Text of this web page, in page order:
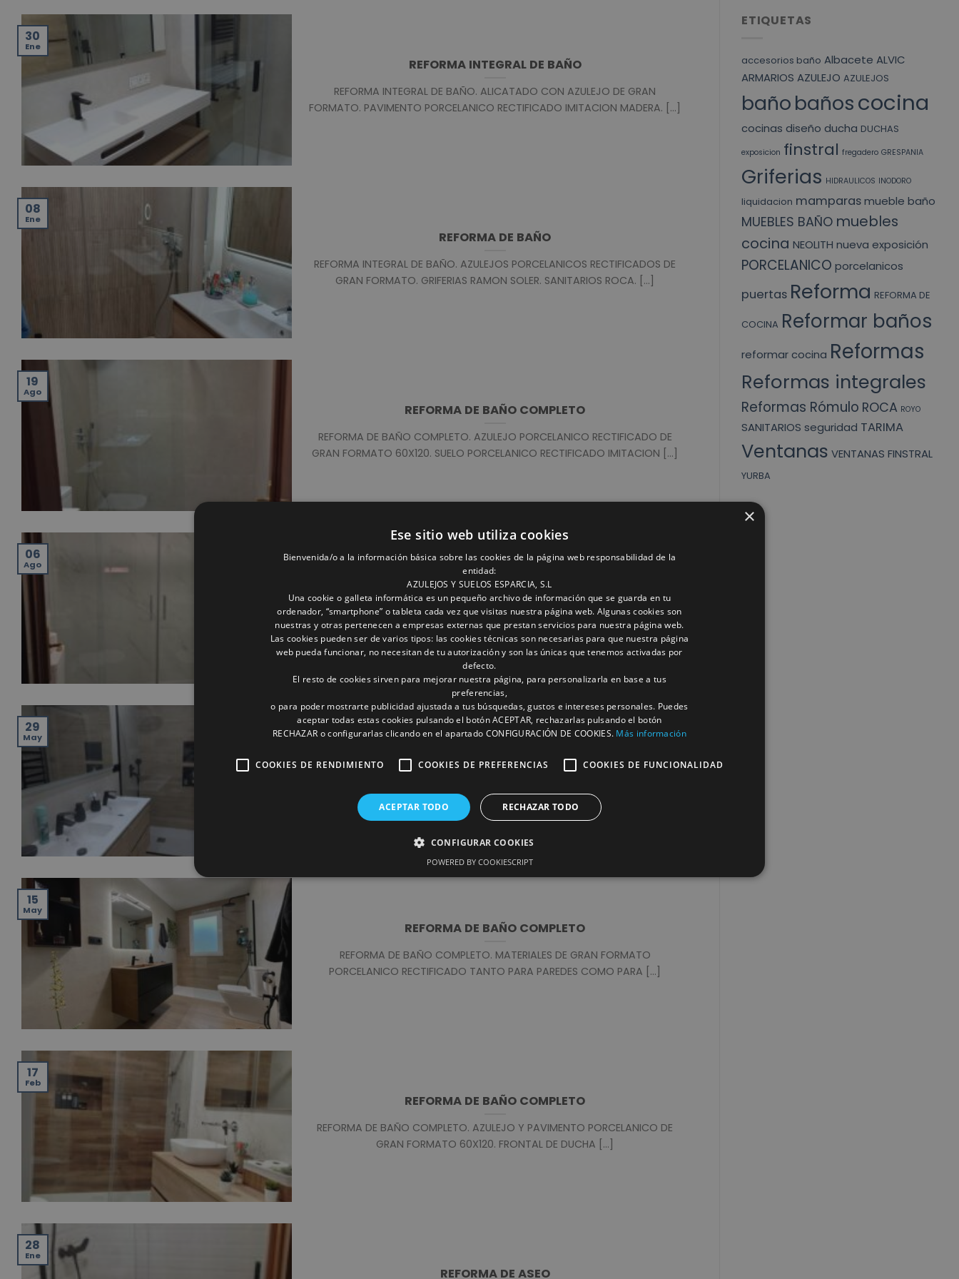
REFORMA INTEGRAL DE BAÑO
REFORMA INTEGRAL DE BAÑO. ALICATADO CON AZULEJO DE GRAN
FORMATO. PAVIMENTO PORCELANICO RECTIFICADO IMITACION MADERA. [...]
30
Ene
REFORMA DE BAÑO
REFORMA INTEGRAL DE BAÑO. AZULEJOS PORCELANICOS RECTIFICADOS DE
GRAN FORMATO. GRIFERIAS RAMON SOLER. SANITARIOS ROCA. [...]
08
Ene
REFORMA DE BAÑO COMPLETO
REFORMA DE BAÑO COMPLETO. AZULEJO PORCELANICO RECTIFICADO DE
GRAN FORMATO 60X120. SUELO PORCELANICO RECTIFICADO IMITACION [...]
19
Ago
REFORMA DE BAÑO
REFORMA COMPLETA DE BAÑO CON MATERIALES PORCELANICOS. PAREDES
60X120 RECTIFICADO ALTO BRILLO.PAVIMENTO IMITACION A MADERA. [...]
06
Ago
60X120 PORCELANICO RECTIFICADO. FRONTAL DE [...]
29
May
REFORMA DE BAÑO COMPLETO
REFORMA DE BAÑO COMPLETO. MATERIALES DE GRAN FORMATO
PORCELANICO RECTIFICADO TANTO PARA PAREDES COMO PARA [...]
15
May
REFORMA DE BAÑO COMPLETO
REFORMA DE BAÑO COMPLETO. AZULEJO Y PAVIMENTO PORCELANICO DE
GRAN FORMATO 60X120. FRONTAL DE DUCHA [...]
17
Feb
REFORMA DE ASEO
28
Ene
ETIQUETAS
accesorios baño Albacete ALVIC
ARMARIOS AZULEJO AZULEJOS
bañobañoscocina
cocinas diseño ducha DUCHAS
exposicion finstral fregadero GRESPANIA
Griferias HIDRAULICOS INODORO
liquidacion mamparasmueble baño
MUEBLES BAÑO muebles
cocina NEOLITH nueva exposición
PORCELANICO porcelanicos
puertas Reforma REFORMA DE
COCINA Reformar baños
reformar cocina Reformas
Reformas integrales
Reformas Rómulo ROCA ROYO
SANITARIOS seguridad TARIMA
Ventanas VENTANAS FINSTRAL
YURBA
×
Ese sitio web utiliza cookies
Bienvenida/o a la información básica sobre las cookies de la página web responsabilidad de la
entidad:
AZULEJOS Y SUELOS ESPARCIA, S.L
Una cookie o galleta informática es un pequeño archivo de información que se guarda en tu
ordenador, “smartphone” o tableta cada vez que visitas nuestra página web. Algunas cookies son
nuestras y otras pertenecen a empresas externas que prestan servicios para nuestra página web.
Las cookies pueden ser de varios tipos: las cookies técnicas son necesarias para que nuestra página
web pueda funcionar, no necesitan de tu autorización y son las únicas que tenemos activadas por
defecto.
El resto de cookies sirven para mejorar nuestra página, para personalizarla en base a tus
preferencias,
o para poder mostrarte publicidad ajustada a tus búsquedas, gustos e intereses personales. Puedes
aceptar todas estas cookies pulsando el botón ACEPTAR, rechazarlas pulsando el botón
RECHAZAR o configurarlas clicando en el apartado CONFIGURACIÓN DE COOKIES. Más información
COOKIES DE RENDIMIENTO COOKIES DE PREFERENCIAS COOKIES DE FUNCIONALIDAD
ACEPTAR TODO RECHAZAR TODO
CONFIGURAR COOKIES
POWERED BY COOKIESCRIPT